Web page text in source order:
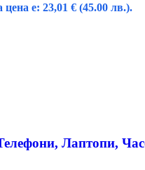
е: 23,01 € (45.00 лв.).
Лаптопи,